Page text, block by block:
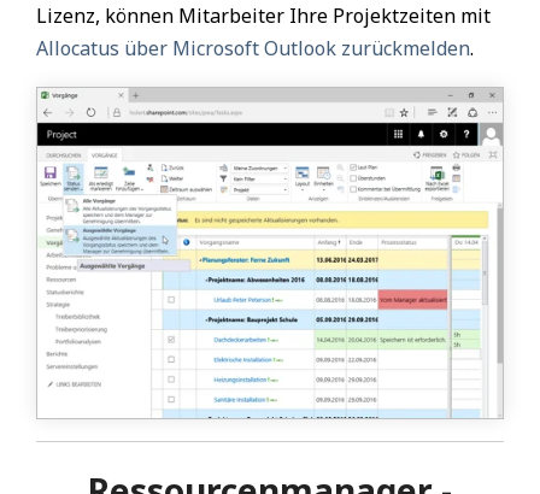
Lizenz, können Mitarbeiter Ihre Projektzeiten mit
Allocatus über Microsoft Outlook zurückmelden.